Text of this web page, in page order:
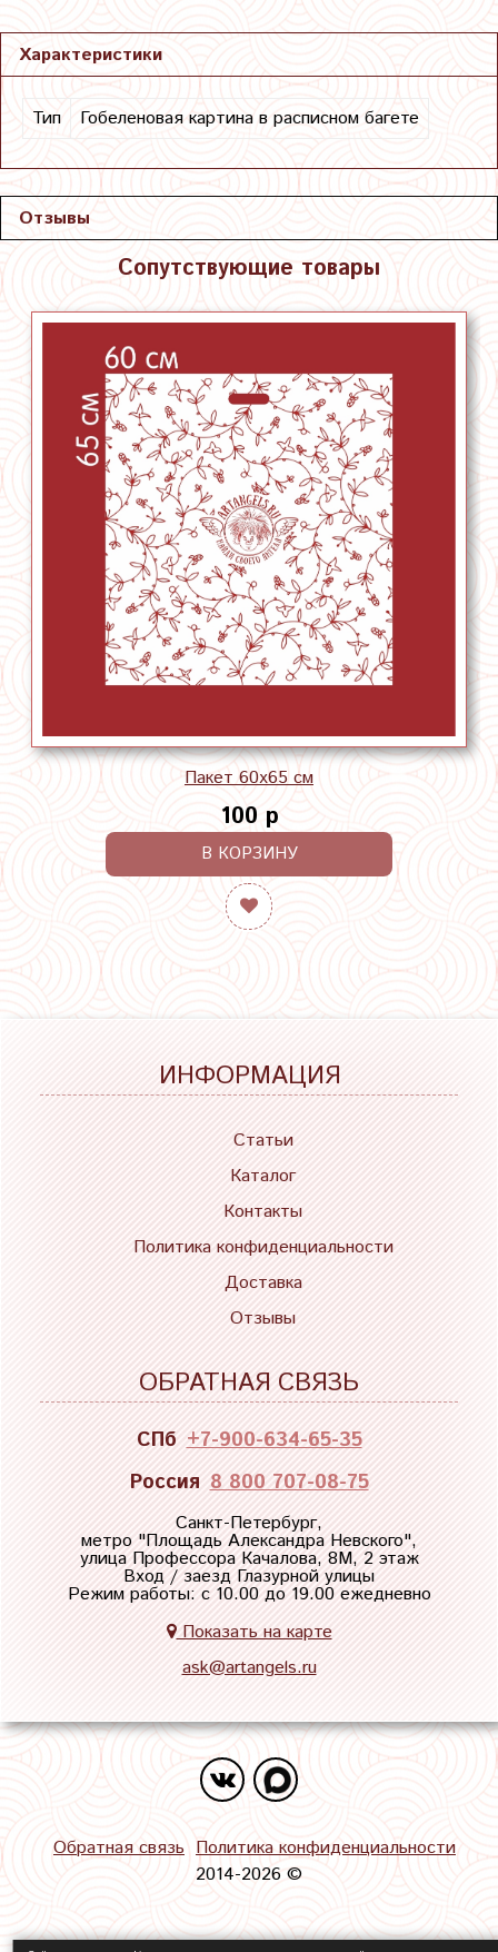
Характеристики
Тип Гобеленовая картина в расписном багете
Отзывы
Сопутствующие товары
Пакет 60х65 см
100 р
В КОРЗИНУ
ИНФОРМАЦИЯ
Статьи
Каталог
Контакты
Политика конфиденциальности
Доставка
Отзывы
ОБРАТНАЯ СВЯЗЬ
СПб +7-900-634-65-35
Россия 8 800 707-08-75
Санкт-Петербург,
метро "Площадь Александра Невского",
улица Профессора Качалова, 8М, 2 этаж
Вход / заезд Глазурной улицы
Режим работы: с 10.00 до 19.00 ежедневно
Показать на карте
ask@artangels.ru
Обратная связь Политика конфиденциальности
2014-2026 ©